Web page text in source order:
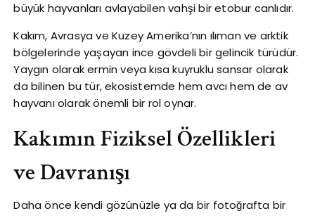
büyük hayvanları avlayabilen vahşi bir etobur canlıdır.
Kakım, Avrasya ve Kuzey Amerika’nın ılıman ve arktik
bölgelerinde yaşayan ince gövdeli bir gelincik türüdür.
Yaygın olarak ermin veya kısa kuyruklu sansar olarak
da bilinen bu tür, ekosistemde hem avcı hem de av
hayvanı olarak önemli bir rol oynar.
Kakımın Fiziksel Özellikleri
ve Davranışı
Daha önce kendi gözünüzle ya da bir fotoğrafta bir